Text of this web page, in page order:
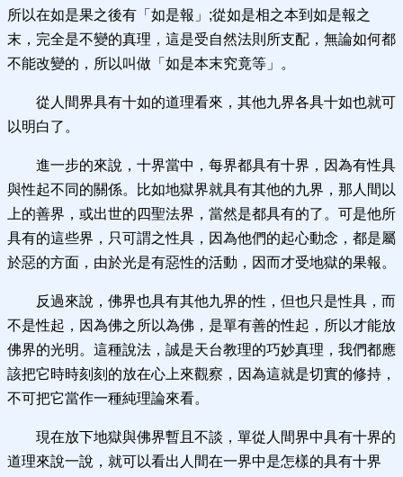
所以在如是果之後有「如是報」;從如是相之本到如是報之
末，完全是不變的真理，這是受自然法則所支配，無論如何都
不能改變的，所以叫做「如是本末究竟等」。
從人間界具有十如的道理看來，其他九界各具十如也就可
以明白了。
進一步的來說，十界當中，每界都具有十界，因為有性具
與性起不同的關係。比如地獄界就具有其他的九界，那人間以
上的善界，或出世的四聖法界，當然是都具有的了。可是他所
具有的這些界，只可謂之性具，因為他們的起心動念，都是屬
於惡的方面，由於光是有惡性的活動，因而才受地獄的果報。
反過來說，佛界也具有其他九界的性，但也只是性具，而
不是性起，因為佛之所以為佛，是單有善的性起，所以才能放
佛界的光明。這種說法，誠是天台教理的巧妙真理，我們都應
該把它時時刻刻的放在心上來觀察，因為這就是切實的修持，
不可把它當作一種純理論來看。
現在放下地獄與佛界暫且不談，單從人間界中具有十界的
道理來說一說，就可以看出人間在一界中是怎樣的具有十界